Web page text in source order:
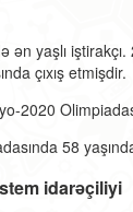
yaşlı
çıxış etmişdir.
2020
58
idarəçiliyi